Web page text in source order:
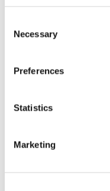
Selection
Necessary
Preferences
Statistics
Marketing
有策略
中持续清洁输送带，
易于清洁：
开放式